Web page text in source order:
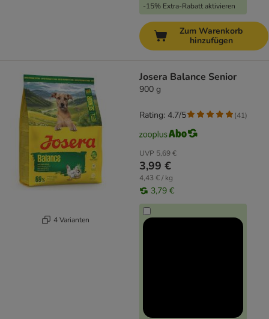
-15% Extra-Rabatt aktivieren
Zum Warenkorb
hinzufügen
4 Varianten
Josera Balance Senior
900 g
UVP 5,69 €
3,99 €
4,43 € / kg
3,79 €
Rating: 4.7/5 (41)